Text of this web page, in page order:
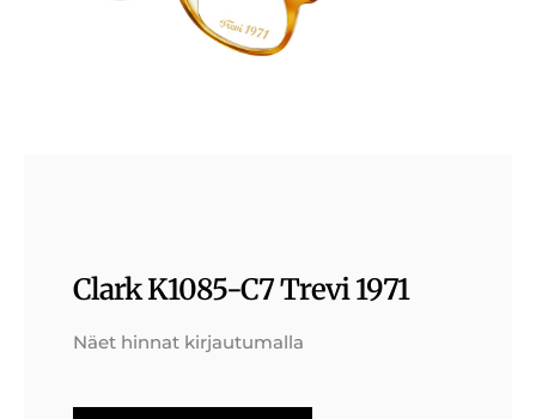
Clark K1085-C7 Trevi 1971
Näet hinnat kirjautumalla